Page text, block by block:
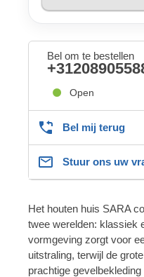
Bel om te bestellen
Open
Bel mij terug
Stuur ons uw
Het houten huis SARA
twee werelden: klassiek
vormgeving zorgt voor
uitstraling, terwijl de
prachtige